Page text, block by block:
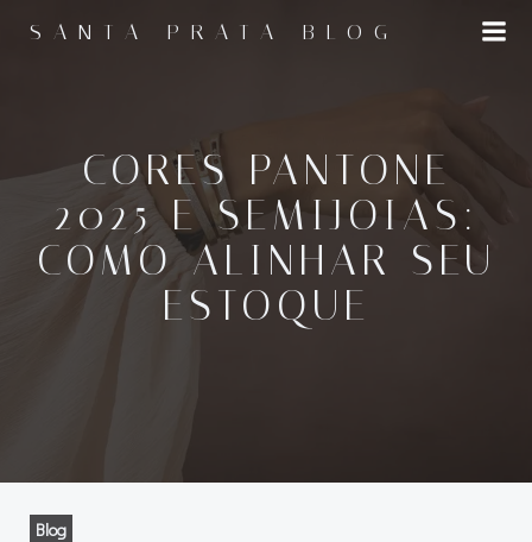
para
SANTA PRATA BLOG
CORES PANTONE
2025 E SEMIJOIAS:
COMO ALINHAR SEU
ESTOQUE
Blog